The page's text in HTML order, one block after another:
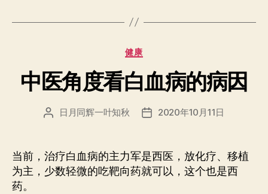
分
健康
中医角度看白血病的病因
文
者
日月同辉一叶知秋
发
期
2020年10月11日
当前，治疗白血病的主力军是西医，放化疗、移植
为主，少数轻微的吃靶向药就可以，这个也是西
药。